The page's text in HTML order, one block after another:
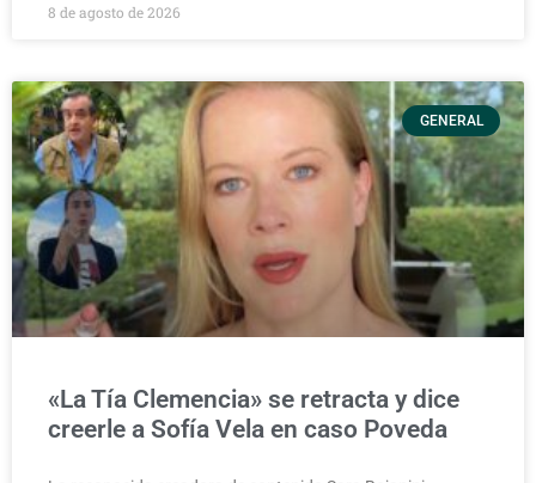
8 de agosto de 2026
GENERAL
«La Tía Clemencia» se retracta y dice
creerle a Sofía Vela en caso Poveda